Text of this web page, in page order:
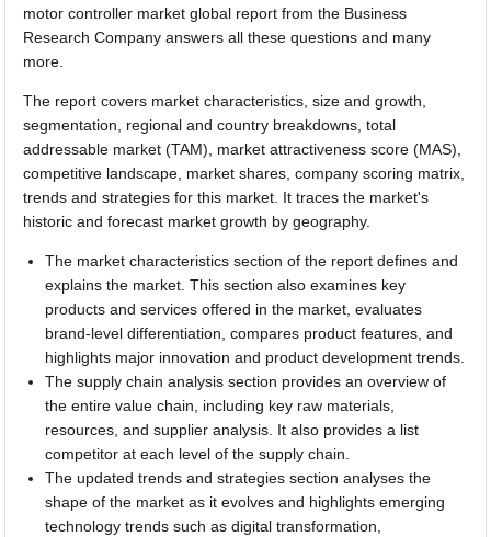
motor controller market global report from the Business
Research Company answers all these questions and many
more.
The report covers market characteristics, size and growth,
segmentation, regional and country breakdowns, total
addressable market (TAM), market attractiveness score (MAS),
competitive landscape, market shares, company scoring matrix,
trends and strategies for this market. It traces the market's
historic and forecast market growth by geography.
The market characteristics section of the report defines and
explains the market. This section also examines key
products and services offered in the market, evaluates
brand-level differentiation, compares product features, and
highlights major innovation and product development trends.
The supply chain analysis section provides an overview of
the entire value chain, including key raw materials,
resources, and supplier analysis. It also provides a list
competitor at each level of the supply chain.
The updated trends and strategies section analyses the
shape of the market as it evolves and highlights emerging
technology trends such as digital transformation,